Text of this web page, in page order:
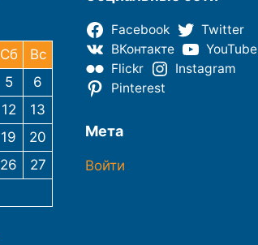
Сб
Вс
5
6
12
13
19
20
26
27
Facebook
Twitter
ВКонтакте
YouTube
Flickr
Instagram
Pinterest
Мета
Войти